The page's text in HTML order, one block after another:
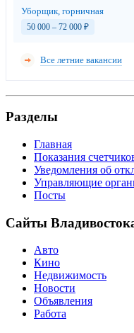
Уборщик, горничная
50 000 – 72 000 ₽
Все летние вакансии
Разделы
Главная
Показания
Уведомления об
Управляющие
Посты
Сайты
Авто
Кино
Недвижимость
Новости
Объявления
Работа